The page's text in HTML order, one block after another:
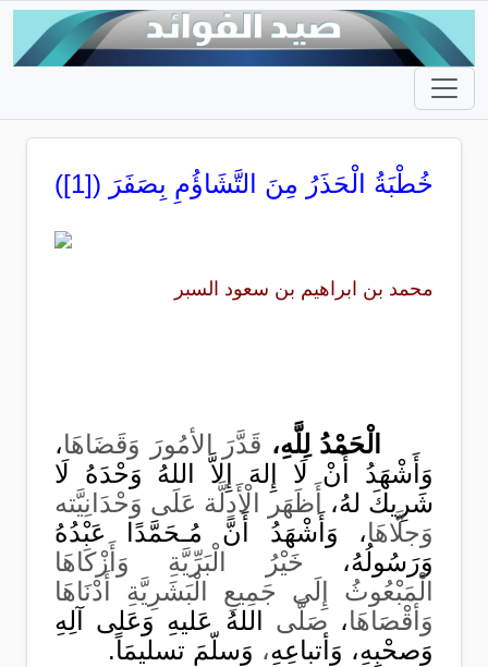
خُطْبَةُ الْحَذَرُ مِنَ التَّشَاؤُمِ بِصَفَرَ ([1])
محمد بن ابراهيم بن سعود السبر
الْحَمْدُ لِلَّهِ، قَدَّرَ اﻷمُورَ وَقَضَاهَا،
وَأَشْهَدُ أَنْ لَا إِلهَ إِلاَّ اللهُ وَحْدَهُ لَا
شَرِيكَ لهُ،
أَظَهَر الْأَدِلَّة عَلَى وَحْدَانِيَّته
وَجلَّاهَا، وَأَشْهَدُ أَنَّ مُـحَمَّدًا عَبْدُهُ
وَرَسُولُهُ، خَيْرُ الْبَرِّيَّةِ وَأَزْكَاهَا
الْمَبْعُوثُ إِلَى جَمِيعِ الْبَشَرِيَّةِ أَدْنَاهَا
وَأقْصَاهَا، صَلَّى
اللهُ عَليهِ وَعَلى آلِهِ
وَصحْبِهِ، وَأتباعِهِ، وَسلّمَ تسليمَاً.